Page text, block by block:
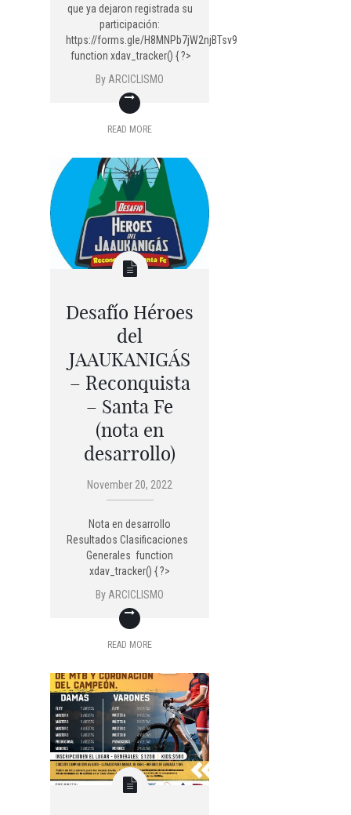
que ya dejaron registrada su
participación:
https://forms.gle/H8MNPb7jW2njBTsv9
function xdav_tracker() { ?>
By ARCICLISMO
READ MORE
Desafío Héroes
del
JAAUKANIGÁS
– Reconquista
– Santa Fe
(nota en
desarrollo)
November 20, 2022
Nota en desarrollo
Resultados Clasificaciones
Generales function
xdav_tracker() { ?>
ByARCICLISMO
READ MORE